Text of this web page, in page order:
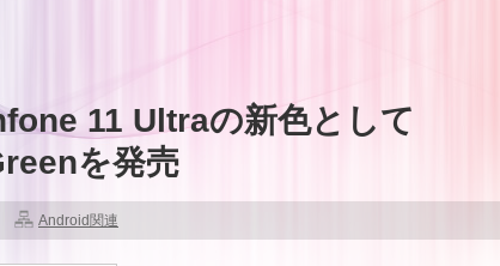
11 Ultraの新色として
を発売
Android関連